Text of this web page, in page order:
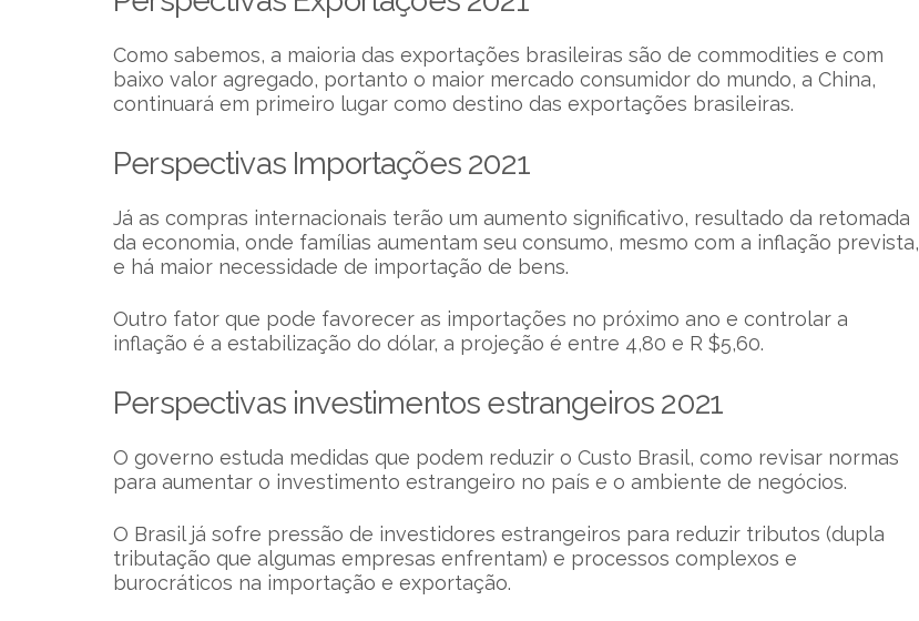
Como sabemos, a maioria das exportações brasileiras são de commodities e com
baixo valor agregado, portanto o maior mercado consumidor do mundo, a China,
continuará em primeiro lugar como destino das exportações brasileiras.
Perspectivas Importações 2021
Já as compras internacionais terão um aumento significativo, resultado da retomada
da economia, onde famílias aumentam seu consumo, mesmo com a inflação prevista,
e há maior necessidade de importação de bens.
Outro fator que pode favorecer as importações no próximo ano e controlar a
inflação é a estabilização do dólar, a projeção é entre 4,80 e R $5,60.
Perspectivas investimentos estrangeiros 2021
O governo estuda medidas que podem reduzir o Custo Brasil, como revisar normas
para aumentar o investimento estrangeiro no país e o ambiente de negócios.
O Brasil já sofre pressão de investidores estrangeiros para reduzir tributos (dupla
tributação que algumas empresas enfrentam) e processos complexos e
burocráticos na importação e exportação.